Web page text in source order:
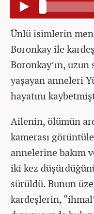
Ünlü isimlerin
Boronkay ile
Boronkay’ın,
yaşayan anneleri
hayatını
Ailenin, ölümün
kamerası
annelerine bakım
iki kez
sürüldü. Bunun
kardeşlerin,